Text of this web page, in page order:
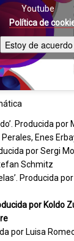
Youtube
Política de
Estoy de acuerdo
Producida por
Enes
por Sergi
Schmitz
Producida
por Koldo
por Luisa